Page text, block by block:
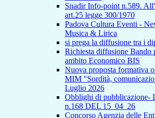
Snadir Info-point n.589.
art.25 legge 300/1970
Padova Cultura Eventi -
Musica & Lirica
si prega la diffusione tra i
Richiesta diffusione Bando
ambito Economico BIS
Nuova proposta formativa
MIM "Sordità,
Luglio 2026
Obblighi di pubblicazione-
n.168 DEL 15_04_26
Concorso Agenzia delle